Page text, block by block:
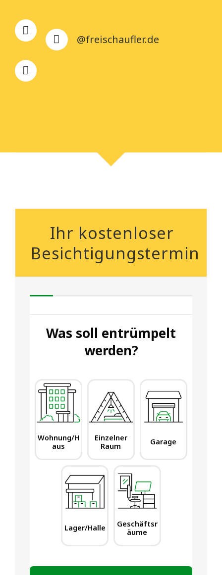
@freischaufler.de
Ihr kostenloser
Besichtigungstermin